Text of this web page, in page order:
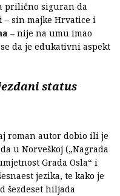
prilično siguran da
sin majke Hrvatice i
– nije na umu imao
da je edukativni aspekt
status
roman autor dobio ili je
u Norveškoj („Nagrada
Grada Osla“ i
jezika, te kako je
šezdeset hiljada